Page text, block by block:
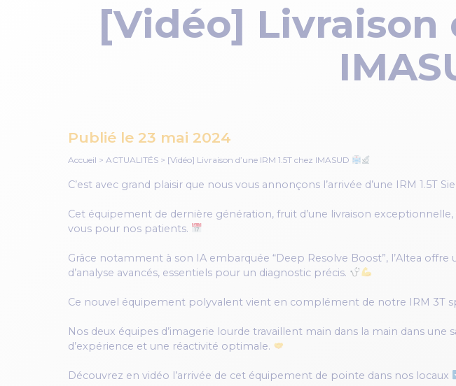
[Vidéo] Livraison
Publié le 23 mai 2024
Accueil > ACTUALITÉS > [Vidéo] Livraison d’une IRM 1.5T chez IMASUD
C’est avec grand plaisir que nous vous annonçons l’arrivée d’une IRM 1.5T
Cet équipement de dernière génération, fruit d’une livraison
vous pour nos patients.
Grâce notamment à son IA embarquée “Deep Resolve Boost”, l’Altea
d’analyse avancés, essentiels pour un diagnostic précis.
Ce nouvel équipement polyvalent vient en complément de notre IRM 3T
Nos deux équipes d’imagerie lourde travaillent main dans la main dans
d’expérience et une réactivité optimale.
Découvrez en vidéo l’arrivée de cet équipement de pointe dans nos locaux